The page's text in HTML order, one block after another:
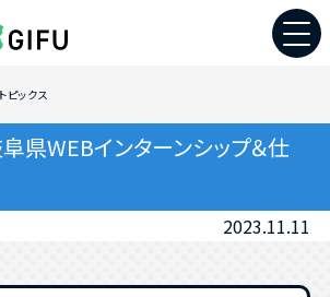
トピックス
WEBインターンシップ＆仕
2023.11.11